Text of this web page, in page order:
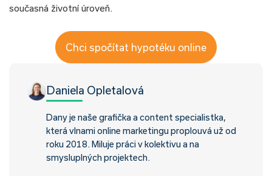
současná životní úroveň.
Chci spočítat hypotéku online
Daniela Opletalová
Dany je naše grafička a content specialistka,
která vlnami online marketingu proplouvá už od
roku 2018. Miluje práci v kolektivu a na
smysluplných projektech.